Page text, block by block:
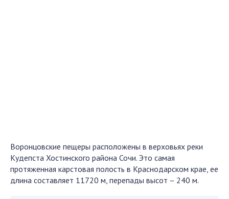
Воронцовские пещеры расположены в верховьях реки
Кудепста Хостинского района Сочи. Это самая
протяженная карстовая полость в Краснодарском крае, ее
длина составляет 11720 м, перепады высот – 240 м.